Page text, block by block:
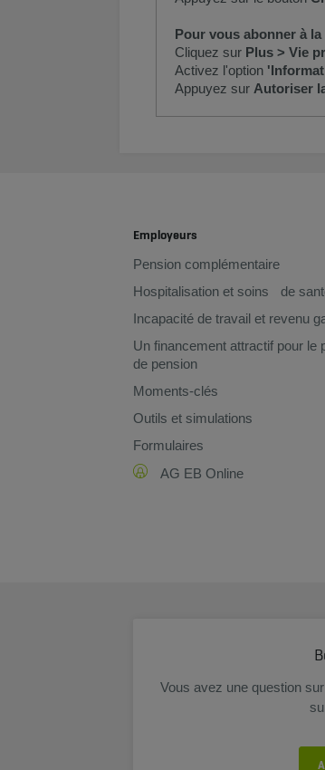
Pour vous abonner à
Cliquez sur Plus > Vie
Activez l'option
Appuyez sur Autoriser
Employeurs
Pension complémentaire
Hospitalisation et soins de
Incapacité de travail et revenu
Un financement attractif pour le
de pension
Moments-clés
Outils et simulations
Formulaires
AG EB Online
Vous avez une question